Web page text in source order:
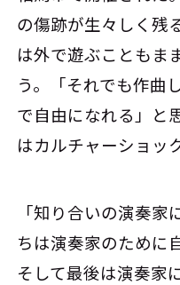
の傷跡が生々しく残
は外で遊ぶこともま
う。「それでも作曲
で自由になれる」と
はカルチャーショッ
「知り合いの演奏
ちは演奏家のために
そして最後は演奏家